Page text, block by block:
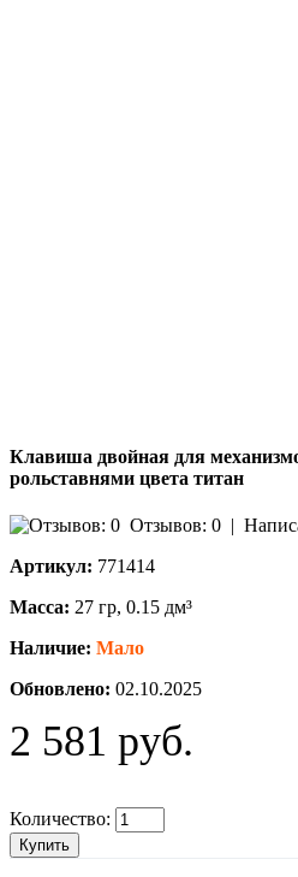
Клавиша двойная для
рольставнями цвета титан
Отзывов: 0
Артикул: 771414
Масса: 27 гр, 0.15 дм³
Наличие: Мало
Обновлено: 02.10.2025
2 581 руб.
Количество:
Купить